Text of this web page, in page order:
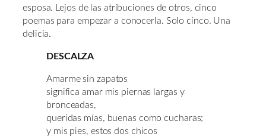
esposa. Lejos de las atribuciones de otros, cinco
poemas para empezar a conocerla. Solo cinco. Una
delicia.
DESCALZA
Amarme sin zapatos
significa amar mis piernas largas y
bronceadas,
queridas mías, buenas como cucharas;
y mis pies, estos dos chicos